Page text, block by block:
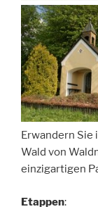
Erwandern Sie
Wald von
einzigartigen
Etappen: